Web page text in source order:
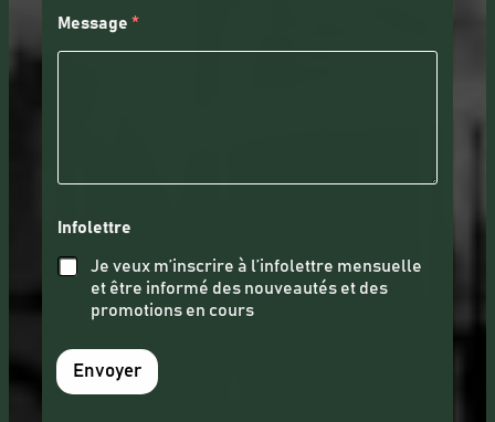
Message *
T
é
l
o
n
Infolettre
Je veux m’inscrire à l’infolettre mensuelle
et être informé des nouveautés et des
promotions en cours
Envoyer